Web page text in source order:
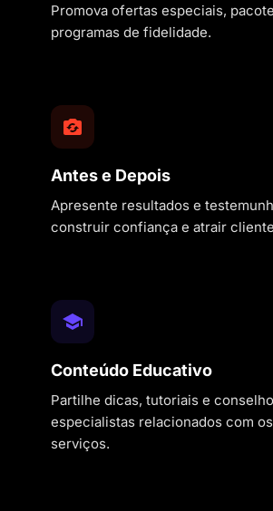
Promova ofertas especiais,
programas de fidelidade.
Antes e Depois
Apresente resultados e
construir confiança e atrair
Conteúdo Educativo
Partilhe dicas, tutoriais e
especialistas relacionados com
serviços.